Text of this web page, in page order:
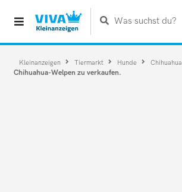
Was suchst du?
Kleinanzeigen Tiermarkt Hunde Chihuahua
Chihuahua-Welpen zu verkaufen.